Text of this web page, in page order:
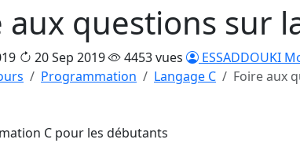
aux questions sur
20 Sep 2019 4453 vues ESSADDOUKI
Programmation Langage C Foire aux
C pour les débutants